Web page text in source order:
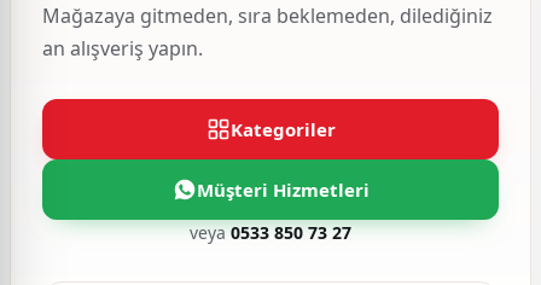
Mağazaya gitmeden, sıra beklemeden, dilediğiniz
an alışveriş yapın.
Kategoriler
Müşteri Hizmetleri
veya0533 850 73 27